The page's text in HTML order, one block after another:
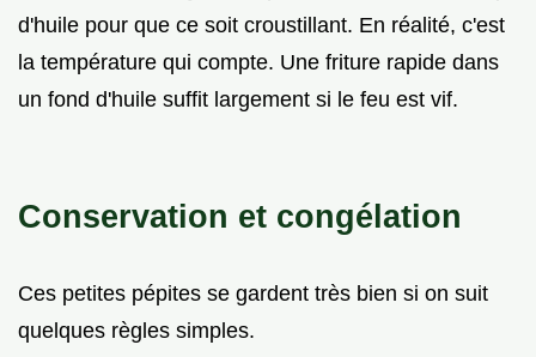
d'huile pour que ce soit croustillant. En réalité, c'est
la température qui compte. Une friture rapide dans
un fond d'huile suffit largement si le feu est vif.
Conservation et congélation
Ces petites pépites se gardent très bien si on suit
quelques règles simples.